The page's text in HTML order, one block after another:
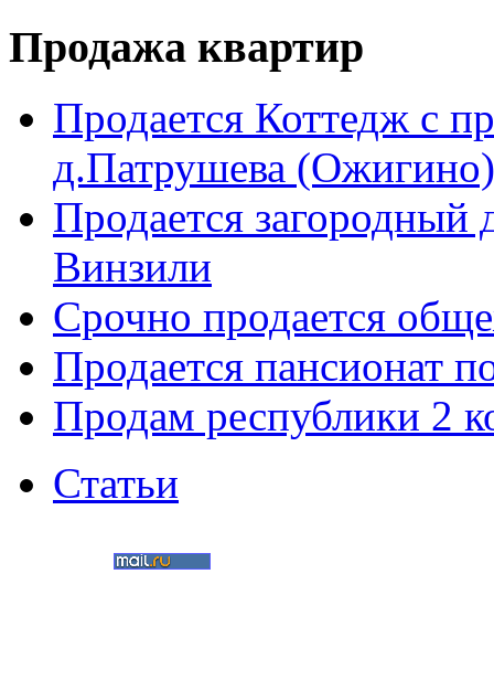
Продажа квартир
Продается Коттедж с
д.Патрушева
Продается
Винзили
Срочно продается
Продается пансионат
Продам республики 2
Статьи